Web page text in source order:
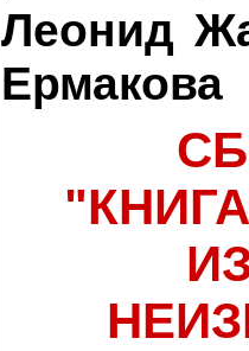
Леонид
Ермакова